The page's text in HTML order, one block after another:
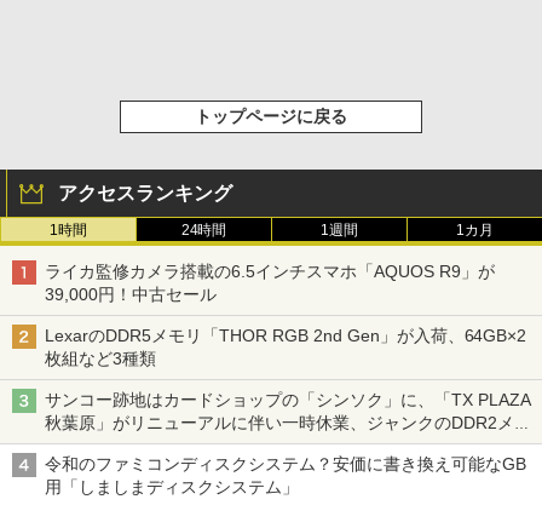
トップページに戻る
アクセスランキング
1時間 24時間 1週間 1カ月
ライカ監修カメラ搭載の6.5インチスマホ「AQUOS R9」が
39,000円！中古セール
LexarのDDR5メモリ「THOR RGB 2nd Gen」が入荷、64GB×2
枚組など3種類
サンコー跡地はカードショップの「シンソク」に、「TX PLAZA
秋葉原」がリニューアルに伴い一時休業、ジャンクのDDR2メモ
リが100円で販売など～ 最近の秋葉原 ～
令和のファミコンディスクシステム？安価に書き換え可能なGB
用「しましまディスクシステム」